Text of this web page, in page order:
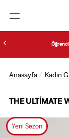
Öğrenci
Anasayfa Kadın
THE ULTIMATE
Yeni Sezon
1/2